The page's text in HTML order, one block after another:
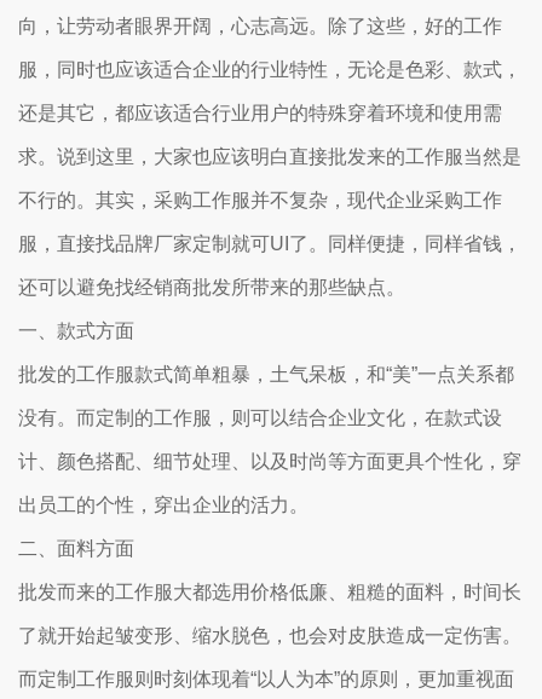
向，让劳动者眼界开阔，心志高远。除了这些，好的工作
服，同时也应该适合企业的行业特性，无论是色彩、款式，
还是其它，都应该适合行业用户的特殊穿着环境和使用需
求。说到这里，大家也应该明白直接批发来的工作服当然是
不行的。其实，采购工作服并不复杂，现代企业采购工作
服，直接找品牌厂家定制就可UI了。同样便捷，同样省钱，
还可以避免找经销商批发所带来的那些缺点。
一、款式方面
批发的工作服款式简单粗暴，土气呆板，和“美”一点关系都
没有。而定制的工作服，则可以结合企业文化，在款式设
计、颜色搭配、细节处理、以及时尚等方面更具个性化，穿
出员工的个性，穿出企业的活力。
二、面料方面
批发而来的工作服大都选用价格低廉、粗糙的面料，时间长
了就开始起皱变形、缩水脱色，也会对皮肤造成一定伤害。
而定制工作服则时刻体现着“以人为本”的原则，更加重视面